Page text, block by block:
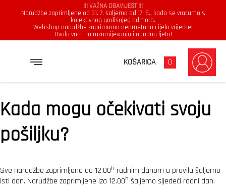
!!! VAŽNA OBAVIJEST !!!
Narudžbe zaprimljene od 31. 7. šaljemo od 17. 8., kada se vraćamo s
kolektivnog godišnjeg odmora.
Webshop narudžbe zaprimamo neometano cijelo vrijeme!
Hvala vam na razumijevanju i ugodno ljeto!
KOŠARICA 0
Uvjeti dostave
Kada mogu očekivati svoju
pošiljku?
Sve narudžbe zaprimljene do 12.00h radnim danom u pravilu šaljemo
isti dan. Narudžbe zaprimljene iza 12.00h šaljemo sljedeći radni dan.